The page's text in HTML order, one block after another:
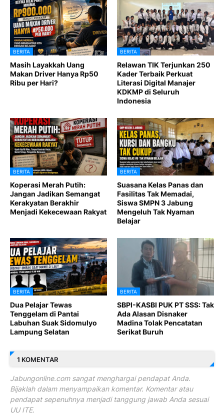
BERITA
Masih Layakkah Uang
Makan Driver Hanya Rp50
Ribu per Hari?
BERITA
Relawan TIK Terjunkan 250
Kader Terbaik Perkuat
Literasi Digital Manajer
KDKMP di Seluruh
Indonesia
BERITA
Koperasi Merah Putih:
Jangan Jadikan Semangat
Kerakyatan Berakhir
Menjadi Kekecewaan Rakyat
BERITA
Suasana Kelas Panas dan
Fasilitas Tak Memadai,
Siswa SMPN 3 Jabung
Mengeluh Tak Nyaman
Belajar
BERITA
Dua Pelajar Tewas
Tenggelam di Pantai
Labuhan Suak Sidomulyo
Lampung Selatan
BERITA
SBPI-KASBI PUK PT SSS: Tak
Ada Alasan Disnaker
Madina Tolak Pencatatan
Serikat Buruh
1 KOMENTAR
Jabungonline.com sangat menghargai pendapat Anda.
Bijaklah dalam menyampaikan komentar. Komentar atau
pendapat sepenuhnya menjadi tanggung jawab Anda sesuai
UU ITE.